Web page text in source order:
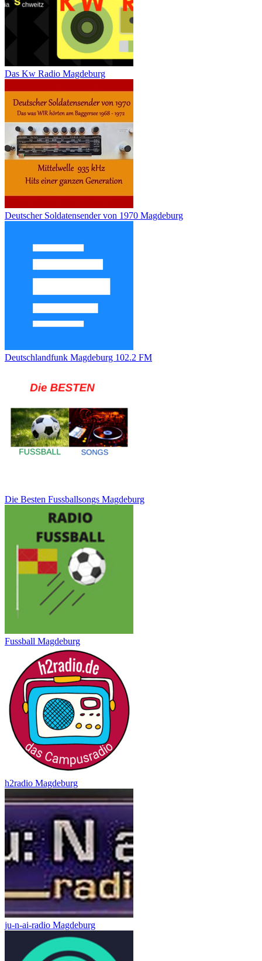
Das Kw Radio Magdeburg
Deutscher Soldatensender von 1970 Magdeburg
Deutschlandfunk Magdeburg 102.2 FM
Die Besten Fussballsongs Magdeburg
Fussball Magdeburg
h2radio Magdeburg
ju-n-ai-radio Magdeburg